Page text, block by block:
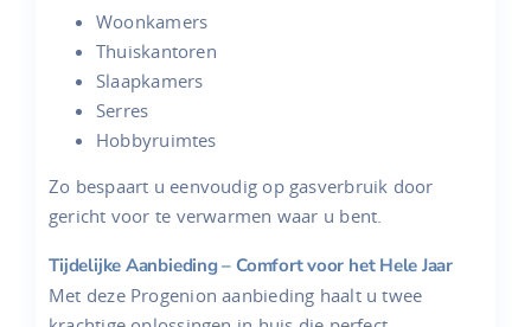
Woonkamers
Thuiskantoren
Slaapkamers
Serres
Hobbyruimtes
Zo bespaart u eenvoudig op gasverbruik door
gericht voor te verwarmen waar u bent.
Tijdelijke Aanbieding – Comfort voor het Hele Jaar
Met deze Progenion aanbieding haalt u twee